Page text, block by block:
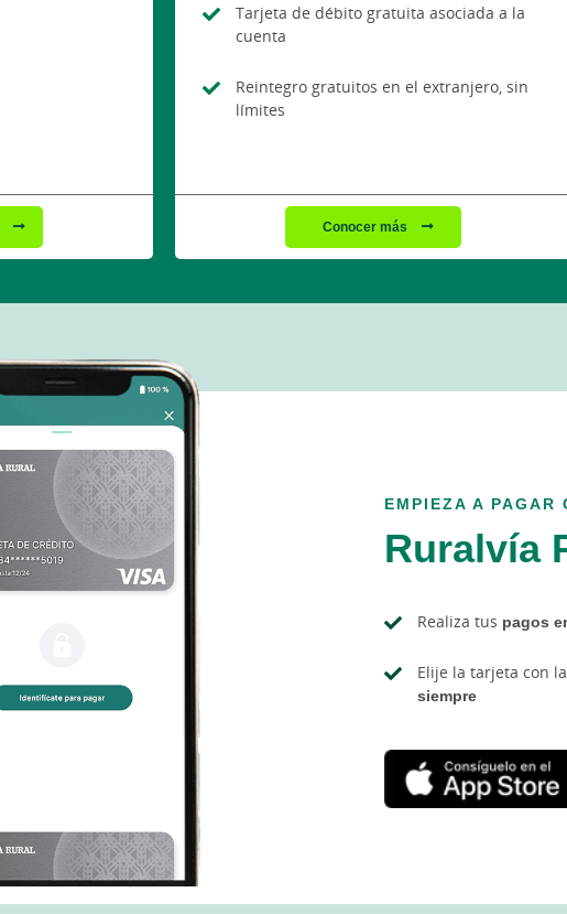
Tarjeta de débito gratuita asociada a la
cuenta
Reintegro gratuitos en el extranjero, sin
límites
Conocer más
EMPIEZA A PAGAR
Ruralvía
Realiza tus pagos
Elije la tarjeta con
siempre